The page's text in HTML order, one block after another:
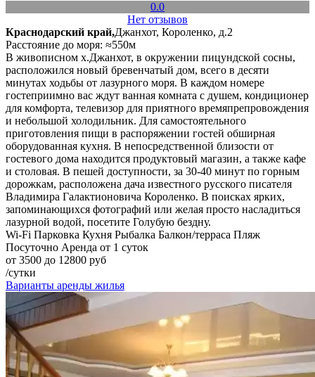
0.0
Нет отзывов
Краснодарский край,Джанхот, Короленко, д.2
Расстояние до моря: ≈550м
В живописном х.Джанхот, в окружении пицундской сосны,
расположился новый бревенчатый дом, всего в десяти
минутах ходьбы от лазурного моря. В каждом номере
гостеприимно вас ждут ванная комната с душем, кондиционер
для комфорта, телевизор для приятного времяпрепровождения
и небольшой холодильник. Для самостоятельного
приготовления пищи в распоряжении гостей обширная
оборудованная кухня. В непосредственной близости от
гостевого дома находится продуктовый магазин, а также кафе
и столовая. В пешей доступности, за 30-40 минут по горным
дорожкам, расположена дача известного русского писателя
Владимира Галактионовича Короленко. В поисках ярких,
запоминающихся фотографий или желая просто насладиться
лазурной водой, посетите Голубую бездну.
Wi-Fi Парковка Кухня Рыбалка Балкон/терраса Пляж
Посуточно Аренда от 1 суток
от 3500 до 12800 руб
/сутки
Варианты аренды жилья